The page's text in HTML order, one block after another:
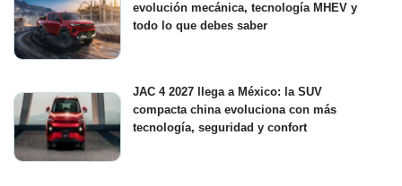
evolución mecánica, tecnología MHEV y
todo lo que debes saber
JAC 4 2027 llega a México: la SUV
compacta china evoluciona con más
tecnología, seguridad y confort